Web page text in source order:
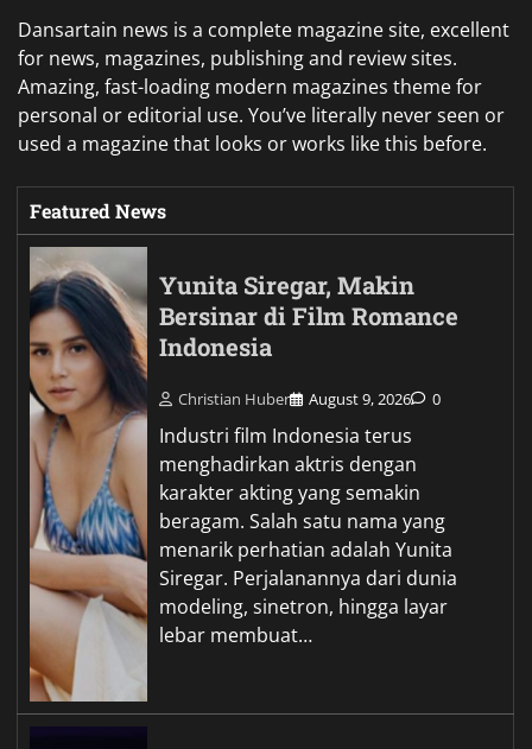
Dansartain news is a complete magazine site, excellent
for news, magazines, publishing and review sites.
Amazing, fast-loading modern magazines theme for
personal or editorial use. You’ve literally never seen or
used a magazine that looks or works like this before.
Featured News
Yunita Siregar, Makin
Bersinar di Film Romance
Indonesia
Christian Huber August 9, 2026 0
Industri film Indonesia terus
menghadirkan aktris dengan
karakter akting yang semakin
beragam. Salah satu nama yang
menarik perhatian adalah Yunita
Siregar. Perjalanannya dari dunia
modeling, sinetron, hingga layar
lebar membuat…